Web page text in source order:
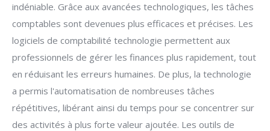
indéniable. Grâce aux avancées technologiques, les tâches
comptables sont devenues plus efficaces et précises. Les
logiciels de comptabilité technologie permettent aux
professionnels de gérer les finances plus rapidement, tout
en réduisant les erreurs humaines. De plus, la technologie
a permis l'automatisation de nombreuses tâches
répétitives, libérant ainsi du temps pour se concentrer sur
des activités à plus forte valeur ajoutée. Les outils de